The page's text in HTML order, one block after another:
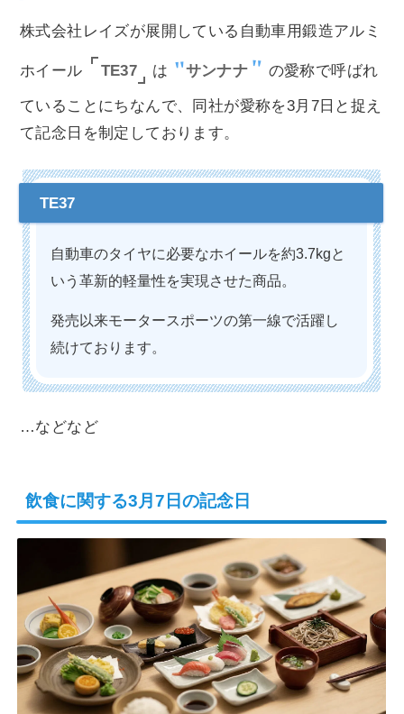
株式会社レイズが展開している自動車用鍛造アルミ
ホイール TE37 は サンナナ の愛称で呼ばれ
ていることにちなんで、同社が愛称を3月7日と捉え
て記念日を制定しております。
自動車のタイヤに必要なホイールを約3.7kgと
いう革新的軽量性を実現させた商品。
発売以来モータースポーツの第一線で活躍し
続けております。
…などなど
飲食に関する3月7日の記念日